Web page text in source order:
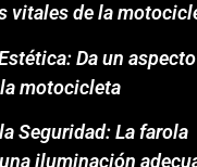
vitales de la
Da un
motocicleta
Seguridad: La farola
iluminación